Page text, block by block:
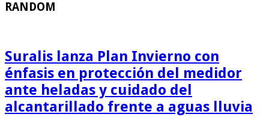
RANDOM
Suralis lanza Plan Invierno con
énfasis en protección del medidor
ante heladas y cuidado del
alcantarillado frente a aguas lluvia